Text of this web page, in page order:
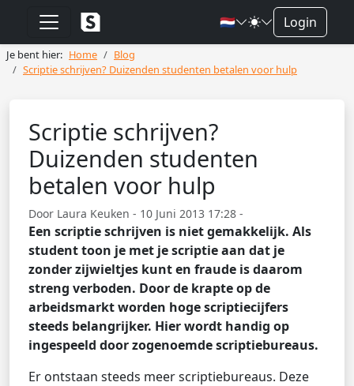
🇳🇱 Login
Je bent hier: Home
Blog
Scriptie schrijven? Duizenden studenten betalen voor hulp
Scriptie schrijven?
Duizenden studenten
betalen voor hulp
Door Laura Keuken - 10 Juni 2013 17:28 -
Een scriptie schrijven is niet gemakkelijk. Als
student toon je met je scriptie aan dat je
zonder zijwieltjes kunt en fraude is daarom
streng verboden. Door de krapte op de
arbeidsmarkt worden hoge scriptiecijfers
steeds belangrijker. Hier wordt handig op
ingespeeld door zogenoemde scriptiebureaus.
Er ontstaan steeds meer scriptiebureaus. Deze